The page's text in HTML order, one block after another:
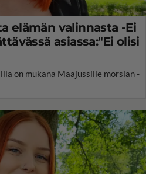
elämän valinnasta -Ei
asiassa:"Ei olisi
on mukana Maajussille morsian -